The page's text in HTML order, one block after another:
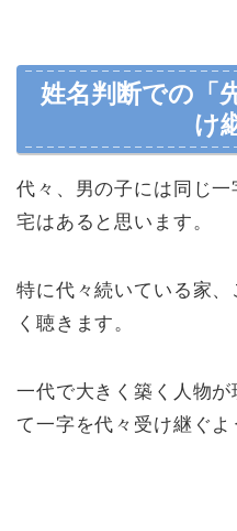
姓名判断での「
け
代々、男の子には同じ
宅はあると思います。
特に代々続いている家
く聴きます。
一代で大きく築く人物
て一字を代々受け継ぐよ